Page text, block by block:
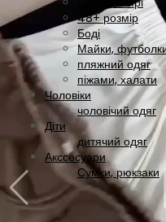
48+ розмір
Боді
Майки,
пляжний одяг
піжами, халати
Чоловіки
чоловічий одяг
Діти
дитячий одяг
Акссесуари
Сумки, рюкзаки